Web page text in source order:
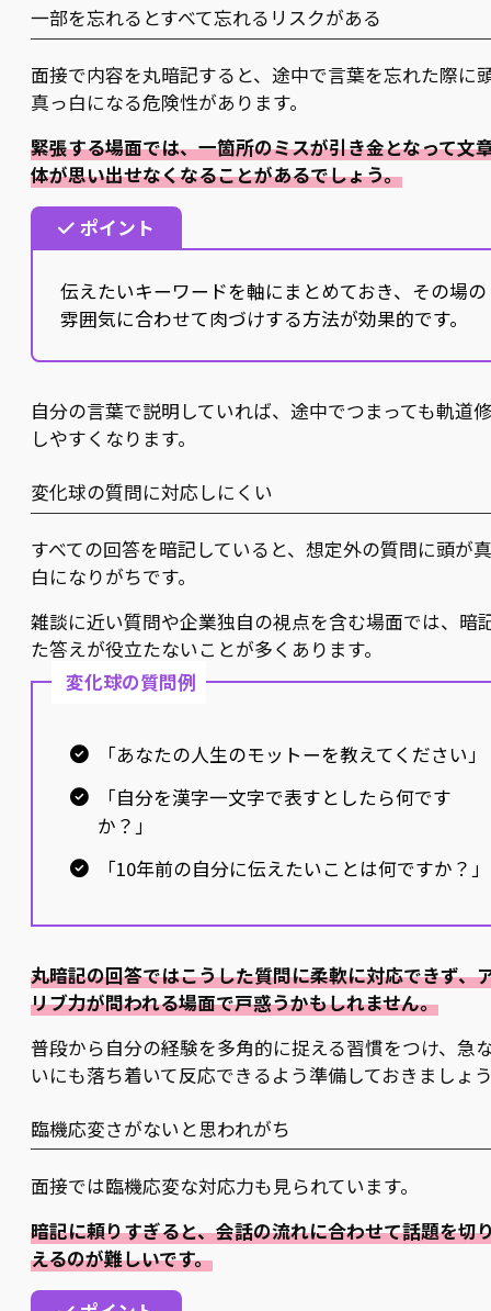
一部を忘れるとすべて忘れるリスクがある
面接で内容を丸暗記すると、途中で言葉を忘れた際に
真っ白になる危険性があります。
緊張する場面では、一箇所のミスが引き金となって文
体が思い出せなくなることがあるでしょう。
ポイント
伝えたいキーワードを軸にまとめておき、その場の
雰囲気に合わせて肉づけする方法が効果的です。
自分の言葉で説明していれば、途中でつまっても軌道
しやすくなります。
変化球の質問に対応しにくい
すべての回答を暗記していると、想定外の質問に頭が
白になりがちです。
雑談に近い質問や企業独自の視点を含む場面では、暗
た答えが役立たないことが多くあります。
変化球の質問例
「あなたの人生のモットーを教えてください」
「自分を漢字一文字で表すとしたら何です
か？」
「10年前の自分に伝えたいことは何ですか？」
丸暗記の回答ではこうした質問に柔軟に対応できず、
リブ力が問われる場面で戸惑うかもしれません。
普段から自分の経験を多角的に捉える習慣をつけ、急
いにも落ち着いて反応できるよう準備しておきましょ
臨機応変さがないと思われがち
面接では臨機応変な対応力も見られています。
暗記に頼りすぎると、会話の流れに合わせて話題を切
えるのが難しいです。